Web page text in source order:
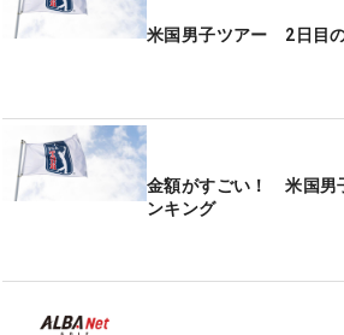
米国男子ツアー 2日目
金額がすごい！ 米国男
ンキング